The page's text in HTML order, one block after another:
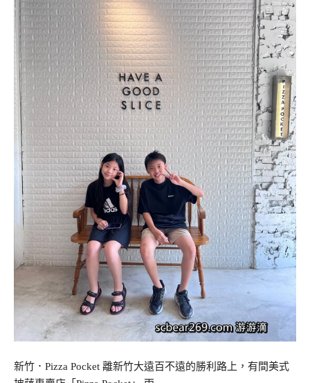
新竹．Pizza Pocket 離新竹大遠百不遠的勝利路上，有間美式